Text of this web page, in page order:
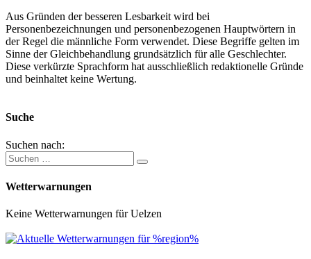
Aus Gründen der besseren Lesbarkeit wird bei
Personenbezeichnungen und personenbezogenen Hauptwörtern in
der Regel die männliche Form verwendet. Diese Begriffe gelten im
Sinne der Gleichbehandlung grundsätzlich für alle Geschlechter.
Diese verkürzte Sprachform hat ausschließlich redaktionelle Gründe
und beinhaltet keine Wertung.
Suche
Suchen nach:
Wetterwarnungen
Keine Wetterwarnungen für Uelzen